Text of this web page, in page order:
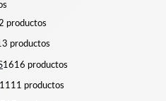
productos
productos
1616 productos
1111 productos